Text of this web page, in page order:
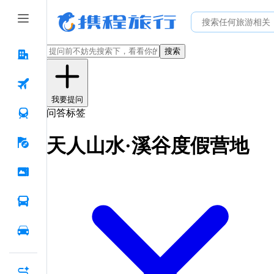
搜索
我要提问
问答标签
天人山水·溪谷度假营地